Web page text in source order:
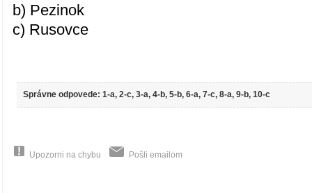
b) Pezinok
c) Rusovce
Správne odpovede: 1-a, 2-c, 3-a, 4-b, 5-b, 6-a, 7-c, 8-a, 9-b, 10-c
Upozorni na chybu Pošli emailom